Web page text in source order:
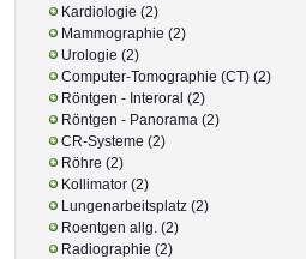
Kardiologie (2)
Mammographie (2)
Urologie (2)
Computer-Tomographie (CT) (2)
Röntgen - Interoral (2)
Röntgen - Panorama (2)
CR-Systeme (2)
Röhre (2)
Kollimator (2)
Lungenarbeitsplatz (2)
Roentgen allg. (2)
Radiographie (2)